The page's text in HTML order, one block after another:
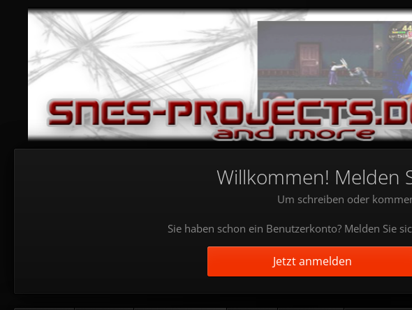
Willkommen! Melden
Um schreiben oder
Sie haben schon ein Benutzerkonto? Melden Sie
Jetzt anmelden